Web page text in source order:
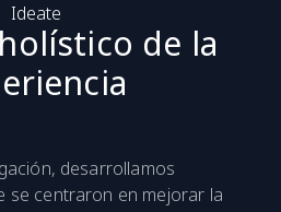
Ideate
de la
desarrollamos
se centraron en mejorar la